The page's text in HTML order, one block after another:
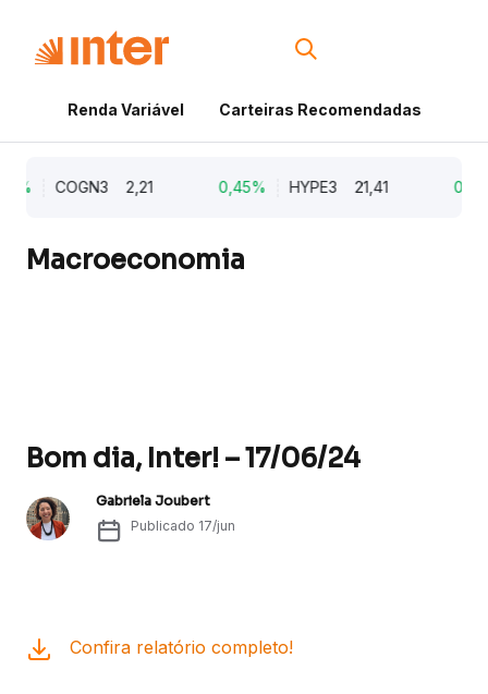
Renda Variável Carteiras Recomendadas
COGN3 2,21 0,45% HYPE3 21,41 0,38%
Macroeconomia
Bom dia, Inter! – 17/06/24
Gabriela Joubert
Publicado 17/jun
Confira relatório completo!